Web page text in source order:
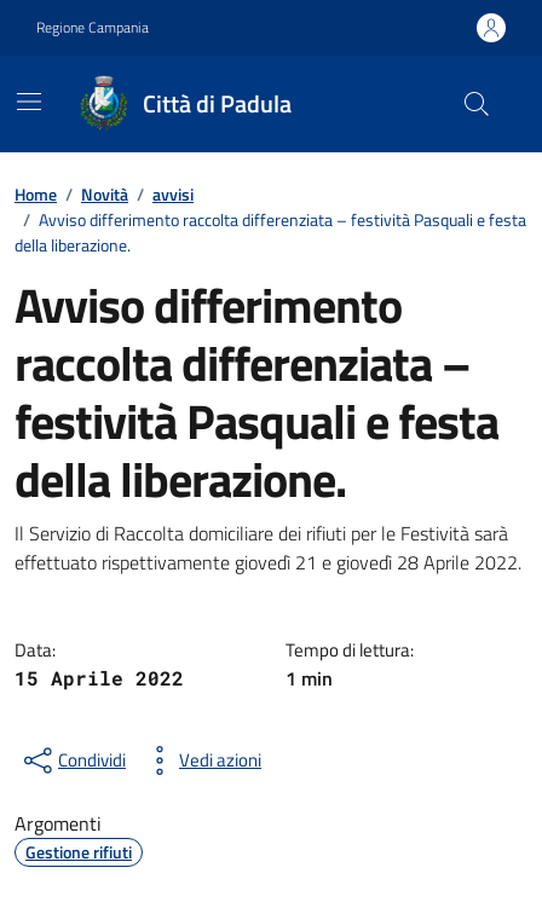
Regione Campania
Città di Padula
Contenuti in evidenza
Home / Novità / avvisi
/ Avviso differimento raccolta differenziata – festività Pasquali e festa
della liberazione.
Avviso differimento
raccolta differenziata –
festività Pasquali e festa
della liberazione.
Dettagli della notizia
Il Servizio di Raccolta domiciliare dei rifiuti per le Festività sarà
effettuato rispettivamente giovedì 21 e giovedì 28 Aprile 2022.
Data:
15 Aprile 2022
Tempo di lettura:
1 min
Condividi Vedi azioni
Argomenti
Gestione rifiuti